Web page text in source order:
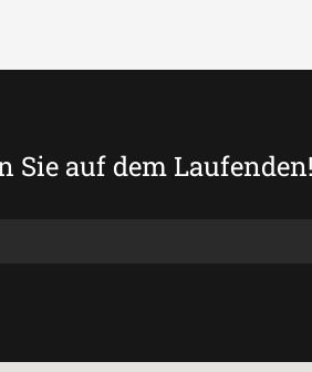
Sie auf dem Laufenden!